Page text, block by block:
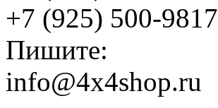
+7 (925) 500-9817
Пишите:
info@4x4shop.ru